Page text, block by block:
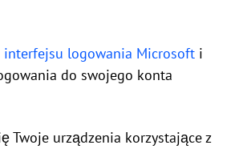
interfejsu logowania Microsoft i
do swojego konta
Twoje urządzenia korzystające z